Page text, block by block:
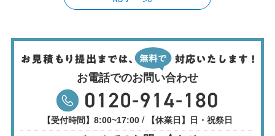
お電話でのお問い合わせ
【受付時間】8:00~17:00 / 【休業日】日・祝祭日